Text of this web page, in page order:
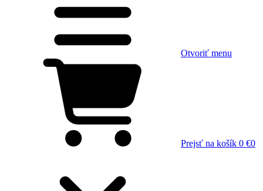
Otvoriť menu
Prejsť na košík 0 €0